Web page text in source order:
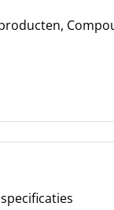
,